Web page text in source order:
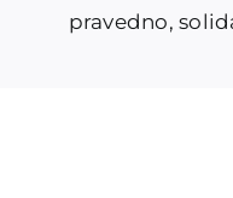
pravedno,